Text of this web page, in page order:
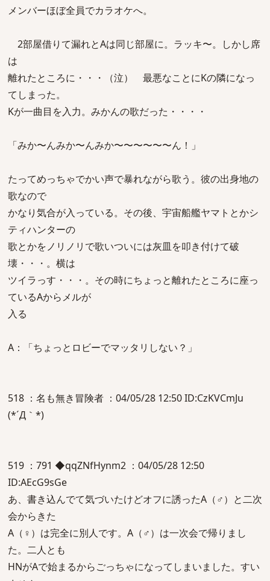
メンバーほぼ全員でカラオケへ。
2部屋借りて漏れとAは同じ部屋に。ラッキ〜。しかし席
は
離れたところに・・・（泣） 最悪なことにKの隣になっ
てしまった。
Kが一曲目を入力。みかんの歌だった・・・・
「みか〜んみか〜んみか〜〜〜〜〜〜ん！」
たってめっちゃでかい声で暴れながら歌う。彼の出身地の
歌なので
かなり気合が入っている。その後、宇宙船艦ヤマトとかシ
ティハンターの
歌とかをノリノリで歌いついには灰皿を叩き付けて破
壊・・・。横は
ツイラっす・・・。その時にちょっと離れたところに座っ
ているAからメルが
入る
A：「ちょっとロビーでマッタリしない？」
518 ：名も無き冒険者 ：04/05/28 12:50 ID:CzKVCmJu
(*´Д｀*)
519 ：791 ◆qqZNfHynm2 ：04/05/28 12:50
ID:AEcG9sGe
あ、書き込んでて気づいたけどオフに誘ったA（♂）と二次
会からきた
A（♀）は完全に別人です。A（♂）は一次会で帰りまし
た。二人とも
HNがAで始まるからごっちゃになってしまいました。すい